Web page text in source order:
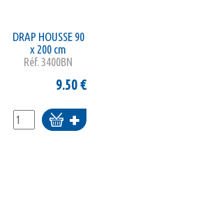
DRAP HOUSSE 90
x 200 cm
Réf.3400BN
9.50€
Ajouter
au